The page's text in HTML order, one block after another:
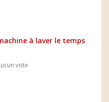
à laver le temps
vote